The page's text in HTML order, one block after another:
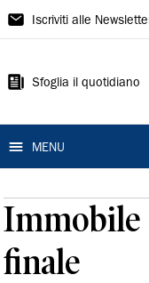
La
Ferrara
Iscriviti alle
Sfoglia il quotidiano
MENU
Immobile
finale